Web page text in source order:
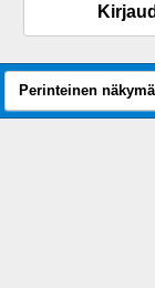
Perinteinen näkymä